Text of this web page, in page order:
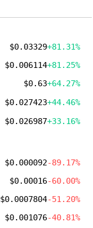
$0.03329+81.31%
$0.006114+81.25%
$0.63+64.27%
$0.027423+44.46%
$0.026987+33.16%
$0.000092-89.17%
$0.00016-60.00%
$0.0007804-51.20%
$0.001076-40.81%